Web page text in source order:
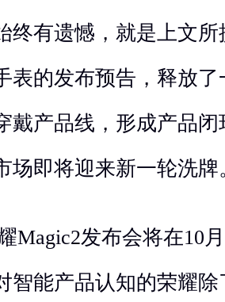
终有遗憾，就是上文
表的发布预告，释放
戴产品线，形成产品
场即将迎来新一轮洗牌
发布会将在10月
智能产品认知的荣耀